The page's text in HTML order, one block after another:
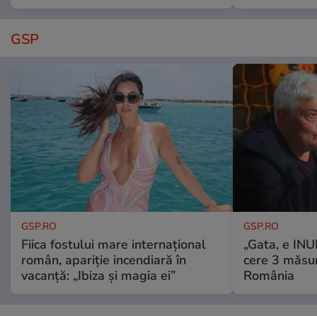
GSP
GSP.RO
Fiica fostului mare internațional
român, apariție incendiară în
vacanță: „Ibiza și magia ei”
GSP.RO
„Gata, e
cere 3
România